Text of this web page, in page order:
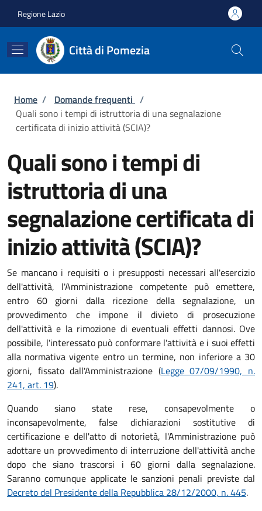
Regione Lazio
Città di Pomezia
Briciole di pane
Home / Domande frequenti /
Quali sono i tempi di istruttoria di una segnalazione
certificata di inizio attività (SCIA)?
Quali sono i tempi di
istruttoria di una
segnalazione certificata di
inizio attività (SCIA)?
Se mancano i requisiti o i presupposti necessari all'esercizio
dell'attività, l'Amministrazione competente può emettere,
entro 60 giorni dalla ricezione della segnalazione, un
provvedimento che impone il divieto di prosecuzione
dell'attività e la rimozione di eventuali effetti dannosi. Ove
possibile, l'interessato può conformare l'attività e i suoi effetti
alla normativa vigente entro un termine, non inferiore a 30
giorni, fissato dall'Amministrazione (Legge 07/09/1990, n.
241, art. 19).
Quando siano state rese, consapevolmente o
inconsapevolmente, false dichiarazioni sostitutive di
certificazione e dell'atto di notorietà, l'Amministrazione può
adottare un provvedimento di interruzione dell'attività anche
dopo che siano trascorsi i 60 giorni dalla segnalazione.
Saranno comunque applicate le sanzioni penali previste dal
Decreto del Presidente della Repubblica 28/12/2000, n. 445.